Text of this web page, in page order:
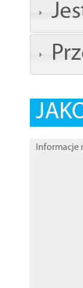
Informacje